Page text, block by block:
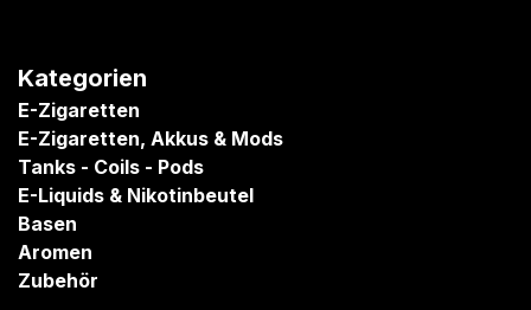
Kategorien
E-Zigaretten
E-Zigaretten, Akkus & Mods
Tanks - Coils - Pods
E-Liquids & Nikotinbeutel
Basen
Aromen
Zubehör